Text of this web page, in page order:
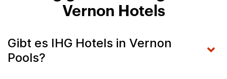
Vernon Hotels
Gibt es IHG Hotels in Vernon
Pools?